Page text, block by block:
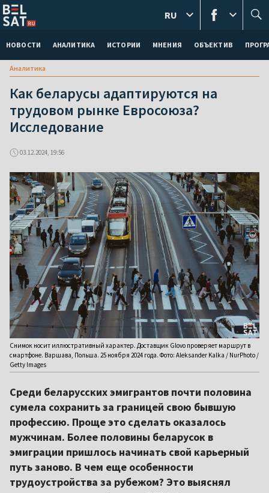
НОВОСТИ АНАЛИТИКА ИСТОРИИ МНЕНИЯ ОБЪЕКТИВ
RU
Аналитика
Как беларусы адаптируются на
трудовом рынке Евросоюза?
Исследование
03.12.2024, 19:56
Снимок носит иллюстративный характер. Доставщик Glovo проверяет маршрут в
смартфоне. Варшава, Польша. 25 ноября 2024 года. Фото: Aleksander Kalka / NurPhoto /
Getty Images
Среди беларусских эмигрантов почти половина
сумела сохранить за границей свою бывшую
профессию. Проще это сделать оказалось
мужчинам. Более половины беларусок в
эмиграции пришлось начинать свой карьерный
путь заново. В чем еще особенности
трудоустройства за рубежом? Это выяснял